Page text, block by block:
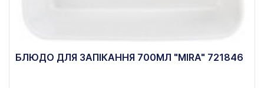
БЛЮДО ДЛЯ ЗАПІКАННЯ 700МЛ "MIRA" 721846